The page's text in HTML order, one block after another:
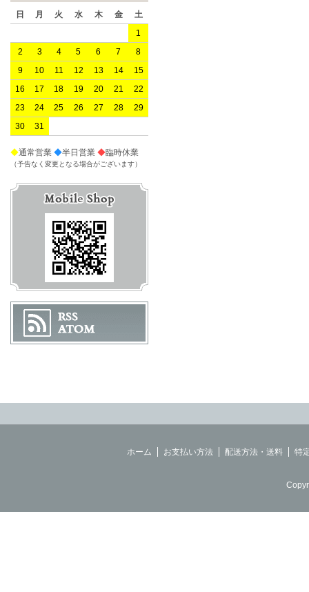
日 月 火 水 木 金
土
1
2
3 4 5 6 7
8
9
10 11 12 13 14
15
16
17 18 19 20 21
22
23
24 25 26 27 28
29
30
31
◆通常営業 ◆半日営業 ◆臨時休業
（予告なく変更となる場合がございます）
ホーム お支払い方法 配送方法・送料 特